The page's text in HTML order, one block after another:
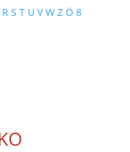
R S T U V W Z Ö 8